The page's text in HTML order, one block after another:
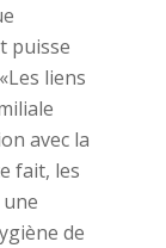
puisse
liens
avec la
fait, les
de